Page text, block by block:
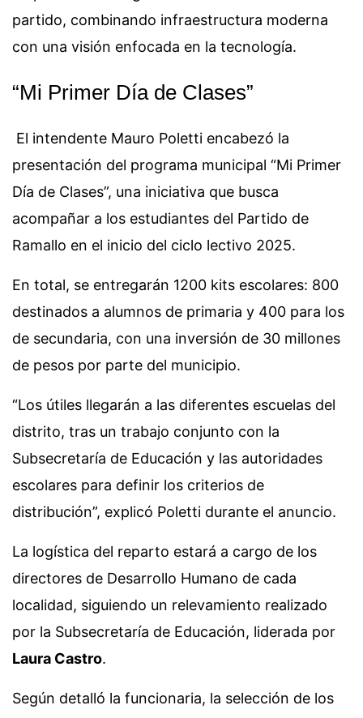
partido, combinando infraestructura moderna
con una visión enfocada en la tecnología.
“Mi Primer Día de Clases”
El intendente Mauro Poletti encabezó la
presentación del programa municipal “Mi Primer
Día de Clases”, una iniciativa que busca
acompañar a los estudiantes del Partido de
Ramallo en el inicio del ciclo lectivo 2025.
En total, se entregarán 1200 kits escolares: 800
destinados a alumnos de primaria y 400 para los
de secundaria, con una inversión de 30 millones
de pesos por parte del municipio.
“Los útiles llegarán a las diferentes escuelas del
distrito, tras un trabajo conjunto con la
Subsecretaría de Educación y las autoridades
escolares para definir los criterios de
distribución”, explicó Poletti durante el anuncio.
La logística del reparto estará a cargo de los
directores de Desarrollo Humano de cada
localidad, siguiendo un relevamiento realizado
por la Subsecretaría de Educación, liderada por
Laura Castro.
Según detalló la funcionaria, la selección de los